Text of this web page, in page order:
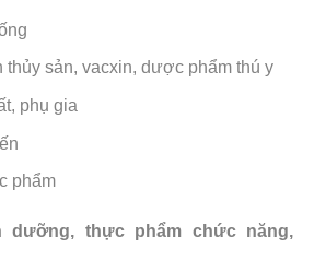
thủy sản, vacxin, dược phẩm thú y
phụ gia
phẩm
dưỡng, thực phẩm chức năng,